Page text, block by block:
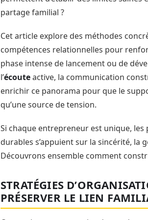
partage familial ?
Cet article explore des méthodes
compétences relationnelles pour
phase intense de lancement ou de
l’écouteactive, la communication
enrichir ce panorama pour que le
qu’une source de tension.
Si chaque entrepreneur est unique,
durables s’appuient sur la sincérité, la
Découvrons ensemble comment
STRATÉGIES
PRÉSERVER LE LIEN